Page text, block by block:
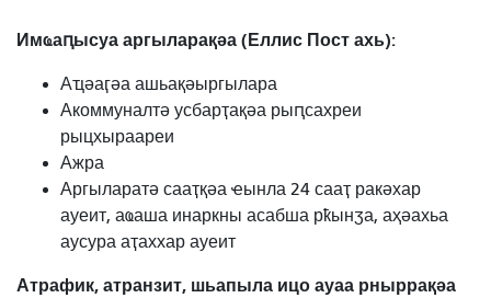
Имҩаԥысуа аргыларақәа (Еллис Пост ахь):
Аҵәаӷәа ашьақәыргылара
Акоммуналтә усбарҭақәа рыԥсахреи
рыцхыраареи
Ажра
Аргыларатә сааҭқәа ҽынла 24 сааҭ ракәхар
ауеит, аҩаша инаркны асабша рҟынӡа, аҳәахьа
аусура аҭаххар ауеит
Атрафик, атранзит, шьапыла ицо ауаа рныррақәа